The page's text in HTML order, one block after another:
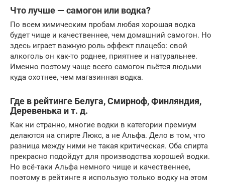
Что лучше — самогон или водка?
По всем химическим пробам любая хорошая водка
будет чище и качественнее, чем домашний самогон. Но
здесь играет важную роль эффект плацебо: свой
алкоголь он как-то роднее, приятнее и натуральнее.
Именно поэтому чаще всего самогон пьётся людьми
куда охотнее, чем магазинная водка.
Где в рейтинге Белуга, Смирноф, Финляндия,
Деревенька и т. д.
Как ни странно, многие водки в категории премиум
делаются на спирте Люкс, а не Альфа. Дело в том, что
разница между ними не такая критическая. Оба спирта
прекрасно подойдут для производства хорошей водки.
Но всё-таки Альфа немного чище и качественнее,
поэтому в рейтинге я использую только водку на этом